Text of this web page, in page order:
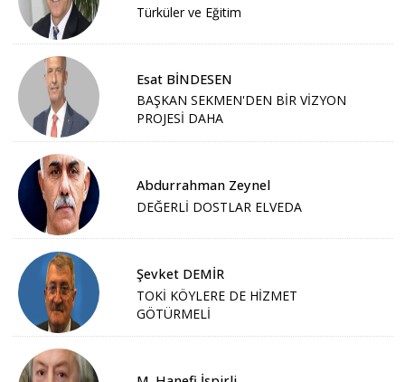
Türküler ve Eğitim
Esat BİNDESEN
BAŞKAN SEKMEN'DEN BİR VİZYON
PROJESİ DAHA
Abdurrahman Zeynel
DEĞERLİ DOSTLAR ELVEDA
Şevket DEMİR
TOKİ KÖYLERE DE HİZMET
GÖTÜRMELİ